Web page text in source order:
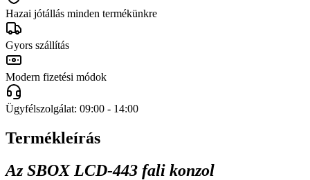
Hazai jótállás minden termékünkre
Gyors szállítás
Modern fizetési módok
Ügyfélszolgálat: 09:00 - 14:00
Termékleírás
Az SBOX LCD-443 fali konzol